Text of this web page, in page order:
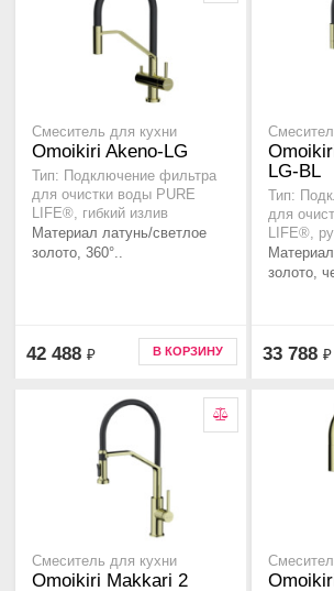
Смеситель для кухни
Omoikiri Akeno-LG
Тип: Подключение фильтра
для очистки воды PURE
LIFE®, гибкий излив
Материал латунь/светлое
золото, 360°..
42 488 ₽ В КОРЗИНУ
LG-BL
Тип:
для
LIFE®,
золото,
33 788 ₽
Смеситель для кухни
Omoikiri Makkari 2